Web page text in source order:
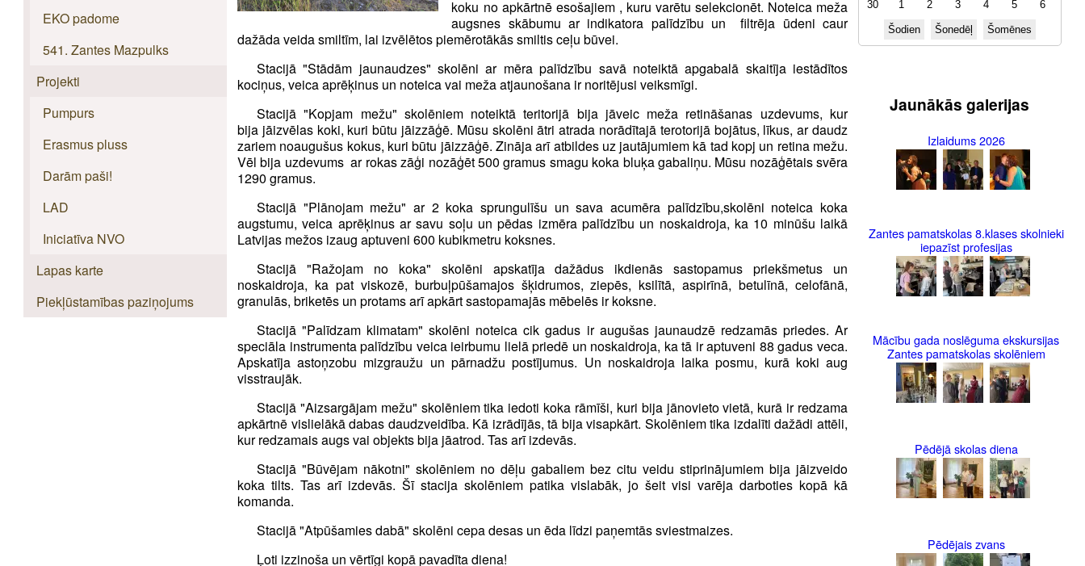
EKO padome
541. Zantes Mazpulks
Projekti
Pumpurs
Erasmus pluss
Darām paši!
LAD
Iniciatīva NVO
Lapas karte
Piekļūstamības paziņojums
koku no apkārtnē esošajiem , kuru varētu selekcionēt. Noteica meža
augsnes skābumu ar indikatora palīdzību un filtrēja ūdeni caur
dažāda veida smiltīm, lai izvēlētos piemērotākās smiltis ceļu būvei.
Stacijā "Stādām jaunaudzes" skolēni ar mēra palīdzību savā noteiktā apgabalā skaitīja iestādītos
kociņus, veica aprēķinus un noteica vai meža atjaunošana ir noritējusi veiksmīgi.
Stacijā "Kopjam mežu" skolēniem noteiktā teritorijā bija jāveic meža retināšanas uzdevums, kur
bija jāizvēlas koki, kuri būtu jāizzāģē. Mūsu skolēni ātri atrada norādītajā terotorijā bojātus, līkus, ar daudz
zariem noaugušus kokus, kuri būtu jāizzāģē. Zināja arī atbildes uz jautājumiem kā tad kopj un retina mežu.
Vēl bija uzdevums ar rokas zāģi nozāģēt 500 gramus smagu koka bluķa gabaliņu. Mūsu nozāģētais svēra
1290 gramus.
Stacijā "Plānojam mežu" ar 2 koka sprungulīšu un sava acumēra palīdzību,skolēni noteica koka
augstumu, veica aprēķinus ar savu soļu un pēdas izmēra palīdzību un noskaidroja, ka 10 minūšu laikā
Latvijas mežos izaug aptuveni 600 kubikmetru koksnes.
Stacijā "Ražojam no koka" skolēni apskatīja dažādus ikdienās sastopamus priekšmetus un
noskaidroja, ka pat viskozē, burbuļpūšamajos šķidrumos, ziepēs, ksilītā, aspirīnā, betulīnā, celofānā,
granulās, briketēs un protams arī apkārt sastopamajās mēbelēs ir koksne.
Stacijā "Palīdzam klimatam" skolēni noteica cik gadus ir augušas jaunaudzē redzamās priedes. Ar
speciāla instrumenta palīdzību veica ieirbumu lielā priedē un noskaidroja, ka tā ir aptuveni 88 gadus veca.
Apskatīja astoņzobu mizgraužu un pārnadžu postījumus. Un noskaidroja laika posmu, kurā koki aug
visstraujāk.
Stacijā "Aizsargājam mežu" skolēniem tika iedoti koka rāmīši, kuri bija jānovieto vietā, kurā ir redzama
apkārtnē vislielākā dabas daudzveidība. Kā izrādījās, tā bija visapkārt. Skolēniem tika izdalīti dažādi attēli,
kur redzamais augs vai objekts bija jāatrod. Tas arī izdevās.
Stacijā "Būvējam nākotni" skolēniem no dēļu gabaliem bez citu veidu stiprinājumiem bija jāizveido
koka tilts. Tas arī izdevās. Šī stacija skolēniem patika vislabāk, jo šeit visi varēja darboties kopā kā
komanda.
Stacijā "Atpūšamies dabā" skolēni cepa desas un ēda līdzi paņemtās sviestmaizes.
Ļoti izzinoša un vērtīgi kopā pavadīta diena!
30
1 2 3 4 5 6
Šodien Šonedēļ Šomēnes
Jaunākās galerijas
Izlaidums 2026
Zantes pamatskolas 8.klases skolnieki
iepazīst profesijas
Mācību gada noslēguma ekskursijas
Zantes pamatskolas skolēniem
Pēdējā skolas diena
Pēdējais zvans